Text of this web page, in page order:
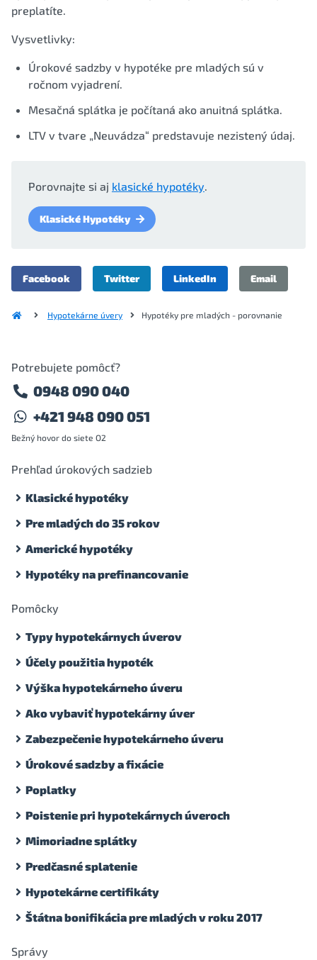
preplatíte.
Vysvetlivky:
Úrokové sadzby v hypotéke pre mladých sú v
ročnom vyjadrení.
Mesačná splátka je počítaná ako anuitná splátka.
LTV v tvare „Neuvádza“ predstavuje nezistený údaj.
Porovnajte si aj klasické hypotéky.
Klasické Hypotéky
Facebook Twitter LinkedIn Email
Hypotekárne úvery Hypotéky pre mladých - porovnanie
Potrebujete pomôcť?
0948 090 040
+421 948 090 051
Bežný hovor do siete O2
Prehľad úrokových sadzieb
Klasické hypotéky
Pre mladých do 35 rokov
Americké hypotéky
Hypotéky na prefinancovanie
Pomôcky
Typy hypotekárnych úverov
Účely použitia hypoték
Výška hypotekárneho úveru
Ako vybaviť hypotekárny úver
Zabezpečenie hypotekárneho úveru
Úrokové sadzby a fixácie
Poplatky
Poistenie pri hypotekárnych úveroch
Mimoriadne splátky
Predčasné splatenie
Hypotekárne certifikáty
Štátna bonifikácia pre mladých v roku 2017
Správy